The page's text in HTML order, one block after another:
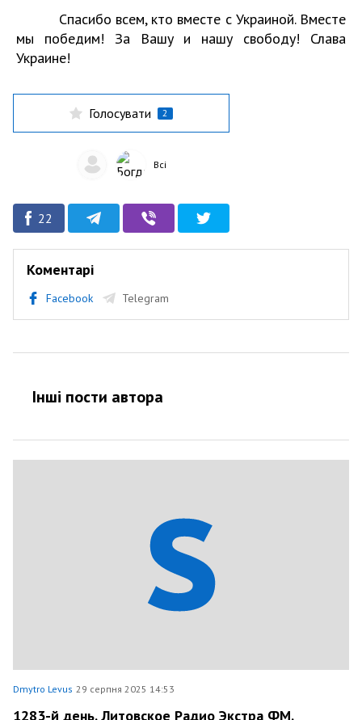
Спасибо всем, кто вместе с Украиной. Вместе
мы победим! За Вашу и нашу свободу! Слава
Украине!
Голосувати 2
Всі
22
Коментарі
Facebook Telegram
Інші пости автора
Dmytro Levus 29 серпня 2025 14:53
1283-й день. Литовское Радио Экстра ФМ.